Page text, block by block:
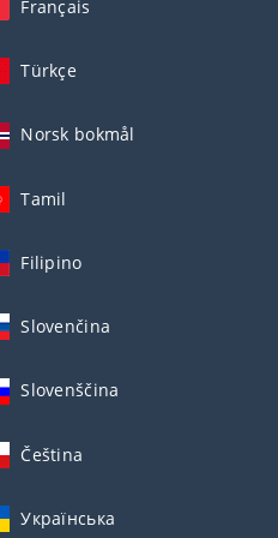
Français
Türkçe
Norsk bokmål
Tamil
Filipino
Slovenčina
Slovenščina
Čeština
Українська